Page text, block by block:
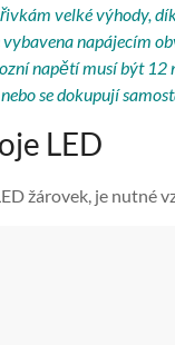
velké výhody,
napájecím
napětí musí být 12
se dokupují
LED
žárovek, je nutné